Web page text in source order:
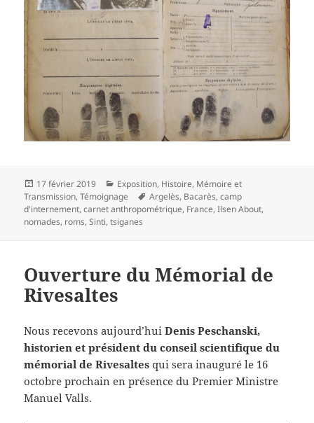
Publié
le
17 février 2019 Catégories
Exposition, Histoire, Mémoire et
Transmission,Témoignage
Mots-
clés
Argelès, Bacarès,camp
d'internement,carnet anthropométrique, France,Ilsen About,
nomades, roms,Sinti,tsiganes
Ouverture du Mémorial de
Rivesaltes
Nous recevons aujourd’huiDenis Peschanski,
historien et président du conseil scientifique du
mémorial de Rivesaltes qui sera inauguré le 16
octobre prochain en présence du Premier Ministre
Manuel Valls.